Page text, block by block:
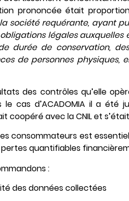
prononcée était
société requérante, ayant
légales auxquelles
durée de conservation,
de personnes physiques,
des contrôles qu’elle
cas d’ACADOMIA il a été
coopéré avec la CNIL et
consommateurs est
pertes quantifiables
:
des données collectées